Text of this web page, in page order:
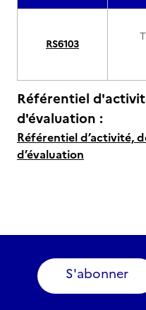
RS6103
Référentiel
d'évaluation :
Référentiel d’activité,
d’évaluation
S'abonner